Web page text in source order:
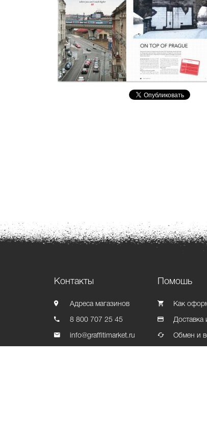
Контакты
Адреса магазинов
8 800 707 25 45
info@graffitimarket.ru
Помошь
Как
Доставка
Обмен и